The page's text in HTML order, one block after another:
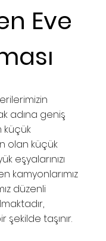
Eve
adına geniş
küçük
olan küçük
eşyalarınızı
kamyonlarımız
düzenli
şekilde taşınır.